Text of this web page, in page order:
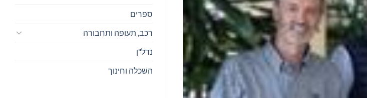
ספרים
רכב, תעופה ותחבורה
נדל"ן
השכלה וחינוך